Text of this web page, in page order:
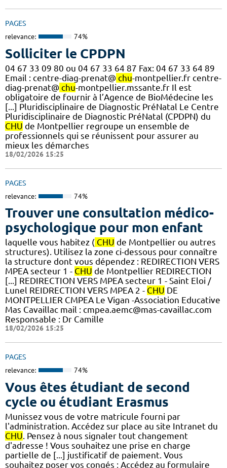
PAGES
relevance: 74%
Solliciter le CPDPN
04 67 33 09 80 ou 04 67 33 64 87 Fax: 04 67 33 64 89
Email : centre-diag-prenat@ chu-montpellier.fr centre-
diag-prenat@ chu-montpellier.mssante.fr Il est
obligatoire de fournir à l’Agence de BioMédecine les
[...] Pluridisciplinaire de Diagnostic PréNatal Le Centre
Pluridisciplinaire de Diagnostic PréNatal (CPDPN) du
CHU de Montpellier regroupe un ensemble de
professionnels qui se réunissent pour assurer au
mieux les démarches
18/02/2026 15:25
PAGES
relevance: 74%
Trouver une consultation médico-
psychologique pour mon enfant
laquelle vous habitez ( CHU de Montpellier ou autres
structures). Utilisez la zone ci-dessous pour connaître
la structure dont vous dépendez : REDIRECTION VERS
MPEA secteur 1 - CHU de Montpellier REDIRECTION
[...] REDIRECTION VERS MPEA secteur 1 - Saint Eloi /
Lunel REIDRECTION VERS MPEA 2 - CHU DE
MONTPELLIER CMPEA Le Vigan -Association Educative
Mas Cavaillac mail : cmpea.aemc@mas-cavaillac.com
Responsable : Dr Camille
18/02/2026 15:25
PAGES
relevance: 74%
Vous êtes étudiant de second
cycle ou étudiant Erasmus
Munissez vous de votre matricule fourni par
l'administration. Accédez sur place au site Intranet du
CHU. Pensez à nous signaler tout changement
d'adresse ! Vous souhaitez une prise en charge
partielle de [...] justificatif de paiement. Vous
souhaitez poser vos congés : Accédez au formulaire